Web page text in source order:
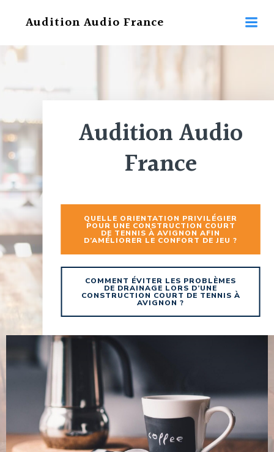
au
Audition Audio France
Audition Audio
France
QUELLE ORIENTATION PRIVILÉGIER
POUR UNE CONSTRUCTION COURT
DE TENNIS À AVIGNON AFIN
D’AMÉLIORER LE CONFORT DE JEU ?
COMMENT ÉVITER LES PROBLÈMES
DE DRAINAGE LORS D’UNE
CONSTRUCTION COURT DE TENNIS À
AVIGNON ?